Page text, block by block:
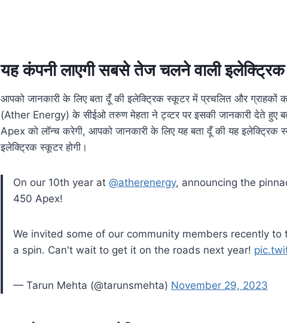
यह कंपनी लाएगी सबसे तेज चलने वाली
आपको जानकारी के लिए बता दूँ की इलेक्ट्रिक स्कूटर में प्रचलित और ग्राहकों
(Ather Energy) के सीईओ तरुण मेहता ने ट्व्टर पर इसकी जानकारी देते हुए
Apex को लॉन्च करेगी, आपको जानकारी के लिए यह बता दूँ की यह
इलेक्ट्रिक स्कूटर होगी।
On our 10th year at @atherenergy, announcing the
450 Apex!
We invited some of our community members recently
a spin. Can't wait to get it on the roads next year!
— Tarun Mehta (@tarunsmehta) November 29, 2023